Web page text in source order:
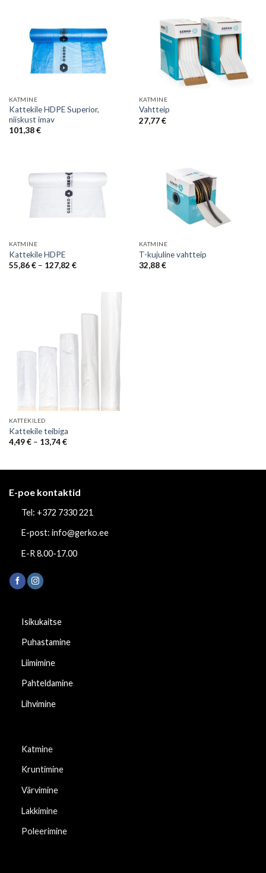
KATMINE
Kattekile HDPE Superior,
niiskust imav
101,38€
KATMINE
Vahtteip
27,77€
KATMINE
Kattekile HDPE
55,86€ – 127,82 €Price
KATMINE
T-kujuline vahtteip
32,88€
KATTEKILED
Kattekile teibiga
4,49€ – 13,74€Price
13,74 €
E-poe kontaktid
Tel: +372 7330 221
E-post: info@gerko.ee
E-R 8.00-17.00
Isikukaitse
Puhastamine
Liimimine
Pahteldamine
Lihvimine
Katmine
Kruntimine
Värvimine
Lakkimine
Poleerimine